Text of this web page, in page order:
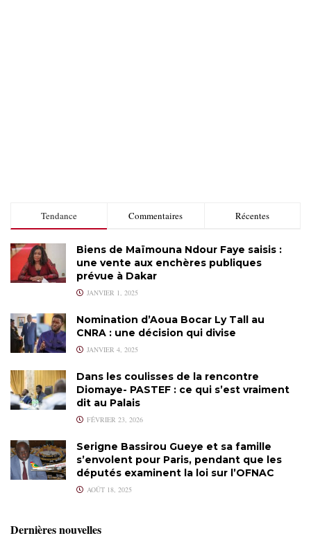
Tendance Commentaires Récentes
Biens de Maïmouna Ndour Faye saisis :
une vente aux enchères publiques
prévue à Dakar
JANVIER 1, 2025
Nomination d’Aoua Bocar Ly Tall au
CNRA : une décision qui divise
JANVIER 4, 2025
Dans les coulisses de la rencontre
Diomaye- PASTEF : ce qui s’est vraiment
dit au Palais
FÉVRIER 23, 2026
Serigne Bassirou Gueye et sa famille
s’envolent pour Paris, pendant que les
députés examinent la loi sur l’OFNAC
AOÛT 18, 2025
Dernières nouvelles